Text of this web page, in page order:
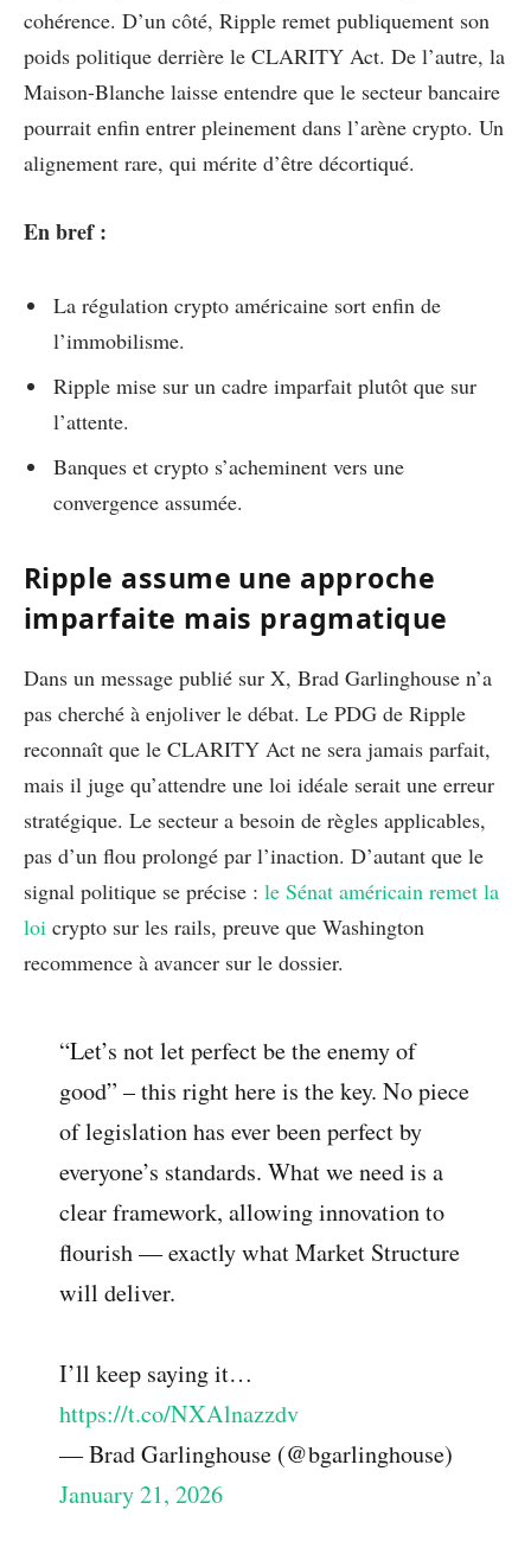
cohérence. D’un côté, Ripple remet publiquement son
poids politique derrière le CLARITY Act. De l’autre, la
Maison-Blanche laisse entendre que le secteur bancaire
pourrait enfin entrer pleinement dans l’arène crypto. Un
alignement rare, qui mérite d’être décortiqué.
En bref :
La régulation crypto américaine sort enfin de
l’immobilisme.
Ripple mise sur un cadre imparfait plutôt que sur
l’attente.
Banques et crypto s’acheminent vers une
convergence assumée.
Ripple assume une approche
imparfaite mais pragmatique
Dans un message publié sur X, Brad Garlinghouse n’a
pas cherché à enjoliver le débat. Le PDG de Ripple
reconnaît que le CLARITY Act ne sera jamais parfait,
mais il juge qu’attendre une loi idéale serait une erreur
stratégique. Le secteur a besoin de règles applicables,
pas d’un flou prolongé par l’inaction. D’autant que le
signal politique se précise : le Sénat américain remet la
loi crypto sur les rails, preuve que Washington
recommence à avancer sur le dossier.
“Let’s not let perfect be the enemy of
good” – this right here is the key. No piece
of legislation has ever been perfect by
everyone’s standards. What we need is a
clear framework, allowing innovation to
flourish — exactly what Market Structure
will deliver.
I’ll keep saying it…
https://t.co/NXAlnazzdv
— Brad Garlinghouse (@bgarlinghouse)
January 21, 2026